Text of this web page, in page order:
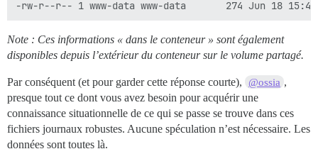
Note : Ces informations « dans le conteneur » sont également
disponibles depuis l’extérieur du conteneur sur le volume partagé.
Par conséquent (et pour garder cette réponse courte), @ossia ,
presque tout ce dont vous avez besoin pour acquérir une
connaissance situationnelle de ce qui se passe se trouve dans ces
fichiers journaux robustes. Aucune spéculation n’est nécessaire. Les
données sont toutes là.